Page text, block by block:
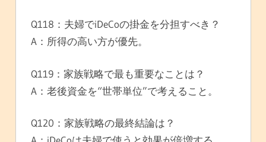
Q118：夫婦でiDeCoの掛金を分担すべき？
A：所得の高い方が優先。
Q119：家族戦略で最も重要なことは？
A：老後資金を“世帯単位”で考えること。
Q120：家族戦略の最終結論は？